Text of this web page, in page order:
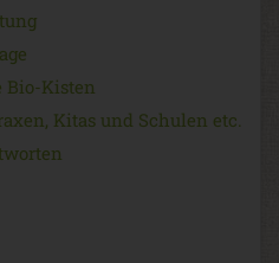
Bio-Kisten
Kitas und Schulen etc.